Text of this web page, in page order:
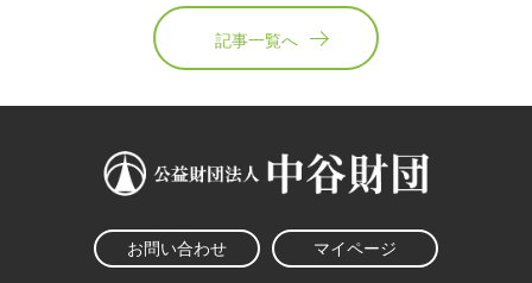
記事一覧へ
お問い合わせ マイページ